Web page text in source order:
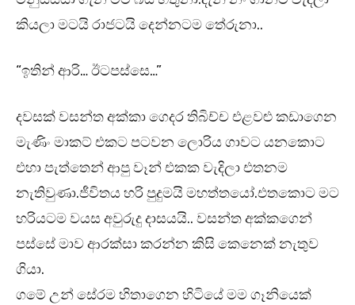
කියලා මටයි රාජටයි දෙන්නටම තේරුනා..
“ඉතින් ආරි… ඊටපස්සෙ…”
දවසක් වසන්ත අක්කා ගෙදර තිබිච්ච එළවළු කඩාගෙන
මැණිං මාකට් එකට පටවන ලොරිය ගාවට යනකොට
එහා පැත්තෙන් ආපු වෑන් එකක වැදිලා එතනම
නැතිවුණා.ජීවිතය හරි පුදුමයි මහත්තයෝ.එතකොට මට
හරියටම වයස අවුරුදු දාසයයි.. වසන්ත අක්කගෙන්
පස්සේ මාව ආරක්සා කරන්න කිසි කෙනෙක් නැතුව
ගියා.
ගමේ උන් සේරම හිතාගෙන හිටියේ මම ගෑනියෙක්